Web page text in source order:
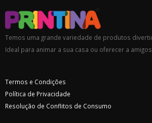
Temos uma grande variedade de produtos
Ideal para animar a sua casa ou oferecer a
Termos e Condições
Política de Privacidade
Resolução de Conflitos de Consumo